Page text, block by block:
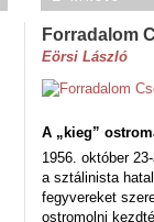
Forradalom
Eörsi László
A „kieg”
1956. október
a sztálinista
fegyvereket
ostromolni